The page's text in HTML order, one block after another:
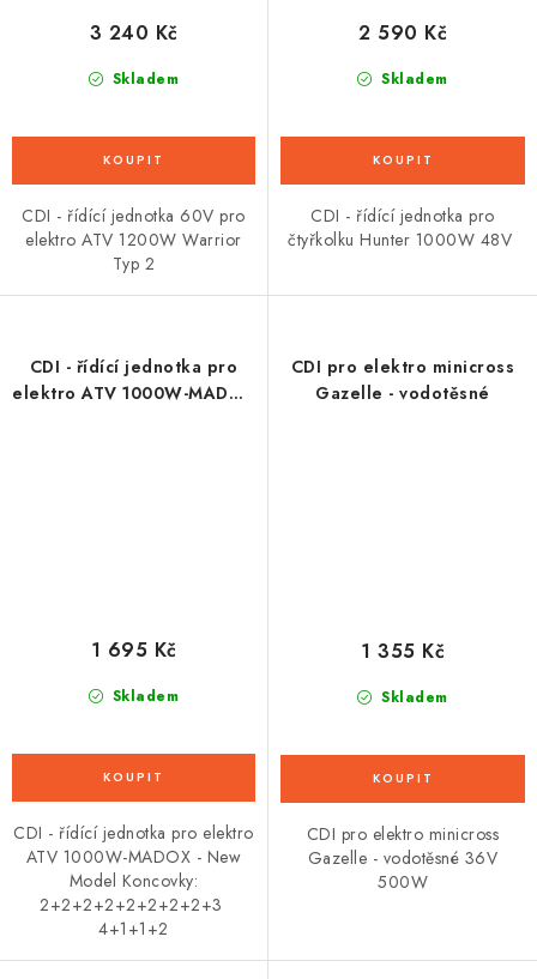
Skladem
3 240 Kč
CDI - řídící jednotka 60V pro
elektro ATV 1200W Warrior
Typ 2
Skladem
2 590 Kč
CDI - řídící jednotka pro
čtyřkolku Hunter 1000W 48V
CDI - řídící jednotka pro
elektro ATV 1000W-MADOX
Skladem
1 695 Kč
CDI - řídící jednotka pro elektro
ATV 1000W-MADOX - New
Model Koncovky:
2+2+2+2+2+2+2+2+3
4+1+1+2
CDI pro elektro minicross
Gazelle - vodotěsné
Skladem
1 355 Kč
CDI pro elektro minicross
Gazelle - vodotěsné 36V
500W